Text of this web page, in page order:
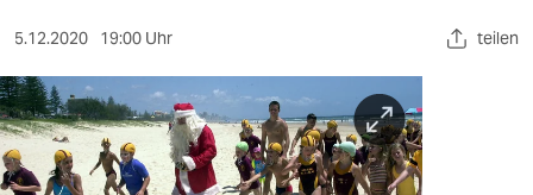
nord
wahrheit
verlag
5.12.2020 19:00 Uhr teilen